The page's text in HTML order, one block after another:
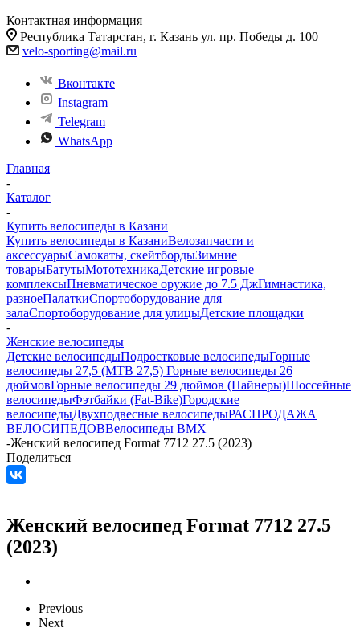
Контактная информация
Республика Татарстан, г. Казань ул. пр. Победы д. 100
velo-sporting@mail.ru
Вконтакте
Instagram
Telegram
WhatsApp
Главная
-
Каталог
-
Купить велосипеды в Казани
Купить велосипеды в КазаниВелозапчасти и
аксессуарыСамокаты, скейтбордыЗимние
товарыБатутыМототехникаДетские игровые
комплексыПневматическое оружие до 7.5 ДжГимнастика,
разноеПалаткиСпортоборудование для
залаСпортоборудование для улицыДетские площадки
-
Женские велосипеды
Детские велосипедыПодростковые велосипедыГорные
велосипеды 27,5 (MTB 27,5) Горные велосипеды 26
дюймовГорные велосипеды 29 дюймов (Найнеры)Шоссейные
велосипедыФэтбайки (Fat-Bike)Городские
велосипедыДвухподвесные велосипедыРАСПРОДАЖА
ВЕЛОСИПЕДОВВелосипеды BMX
-Женский велосипед Format 7712 27.5 (2023)
Поделиться
Женский велосипед Format 7712 27.5
(2023)
Previous
Next